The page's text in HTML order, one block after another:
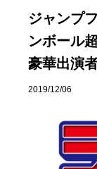
ジャンプ
ンボール
豪華出演
2019/12/06